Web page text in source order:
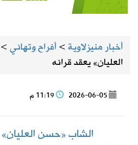
أخبار منيزلاوية>أفراح وتهاني>
العليان» يعقد قرانه
2026-06-05
الشاب «حسن